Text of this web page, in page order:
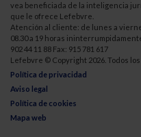
vea beneficiada de la inteligencia
que le ofrece Lefebvre.
Atención al cliente: de lunes a
08.30 a 19 horas
902 44 11 88 Fax: 915 781 617
Lefebvre © Copyright 2026. Todos
Política de privacidad
Aviso legal
Política de cookies
Mapa web